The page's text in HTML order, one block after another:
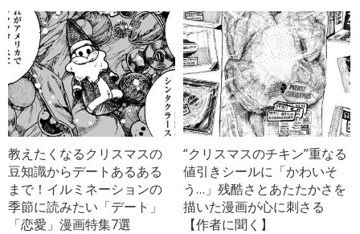
教えたくなるクリスマスの
豆知識からデートあるある
まで！イルミネーションの
季節に読みたい「デート」
「恋愛」漫画特集7選
“クリスマスのチキン”重なる
値引きシールに「かわいそ
う…」残酷さとあたたかさを
描いた漫画が心に刺さる
【作者に聞く】